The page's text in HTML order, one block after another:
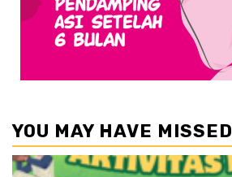
YOU MAY HAVE MISSED